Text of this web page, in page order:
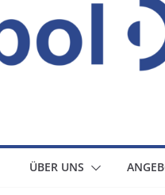
ÜBER UNS